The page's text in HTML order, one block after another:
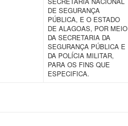
DE SEGURANÇA
PÚBLICA, E O ESTADO
DE ALAGOAS, POR MEIO
DA SECRETARIA DA
SEGURANÇA PÚBLICA E
DA POLÍCIA MILITAR,
PARA OS FINS QUE
ESPECIFICA.